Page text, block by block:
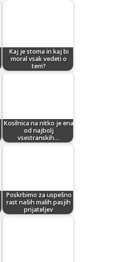
Kaj je stoma in kaj bi
moral vsak vedeti o
tem?
Kosilnica na nitko je ena
od najbolj
vsestranskih…
Poskrbimo za uspešno
rast naših malih pasjih
prijateljev